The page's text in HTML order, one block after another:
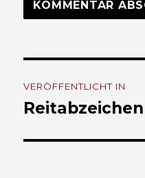
Navigation
VERÖFFENTLICHT IN
Reitabzeichen